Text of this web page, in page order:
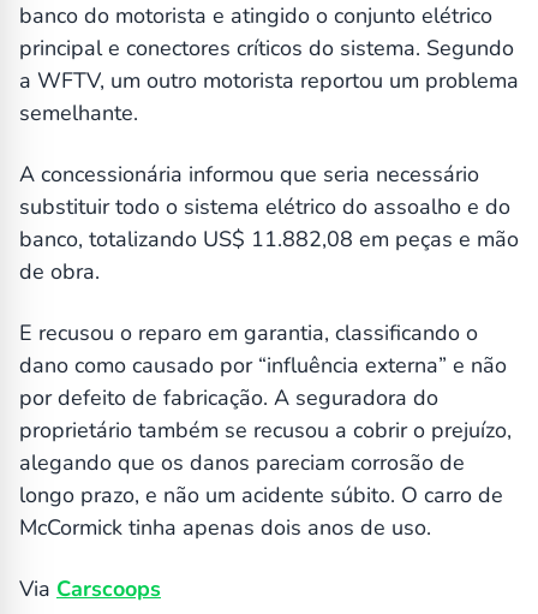
banco do motorista e atingido o conjunto elétrico
principal e conectores críticos do sistema. Segundo
a WFTV, um outro motorista reportou um problema
semelhante.
A concessionária informou que seria necessário
substituir todo o sistema elétrico do assoalho e do
banco, totalizando US$ 11.882,08 em peças e mão
de obra.
E recusou o reparo em garantia, classificando o
dano como causado por “influência externa” e não
por defeito de fabricação. A seguradora do
proprietário também se recusou a cobrir o prejuízo,
alegando que os danos pareciam corrosão de
longo prazo, e não um acidente súbito. O carro de
McCormick tinha apenas dois anos de uso.
Via Carscoops